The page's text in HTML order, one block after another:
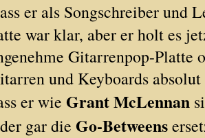
er als Songschreiber und
war klar, aber er holt es
Gitarrenpop-
und Keyboards
er wie Grant McLennan
gar die Go-Betweens